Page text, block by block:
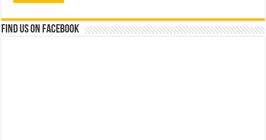
Find us on Facebook